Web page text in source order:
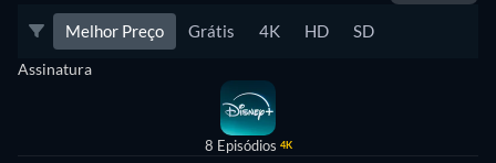
Melhor Preço Grátis 4K HD SD
Assinatura
8 Episódios 4K